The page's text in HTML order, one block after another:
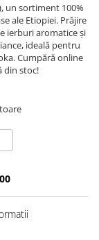
un sortiment 100%
ale Etiopiei. Prăjire
ierburi aromatice și
ideală pentru
Cumpără online
din stoc!